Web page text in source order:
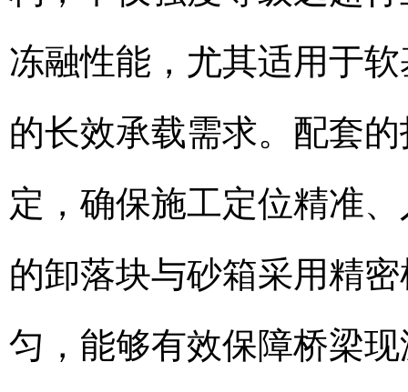
冻融性能，尤其适用于
的长效承载需求。配套
定，确保施工定位精准
的卸落块与砂箱采用精
匀，能够有效保障桥梁